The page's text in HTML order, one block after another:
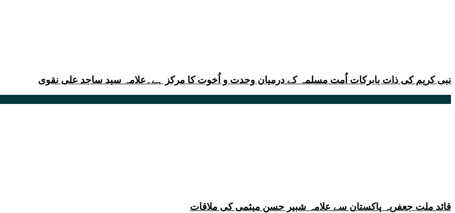
نبی کریم کی ذات بابرکات اُمت مسلمہ کے درمیان وحدت و اُخوت کا مرکز ہے۔علامہ سید ساجد علی نقوی
قائد ملت جعفریہ پاکستان سے علامہ شبیر حسن میثمی کی ملاقات